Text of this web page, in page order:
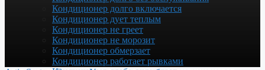
Кондиционер долго включается
Кондиционер дует теплым
Кондиционер не греет
Кондиционер не морозит
Кондиционер обмерзает
Кондиционер работает рывками